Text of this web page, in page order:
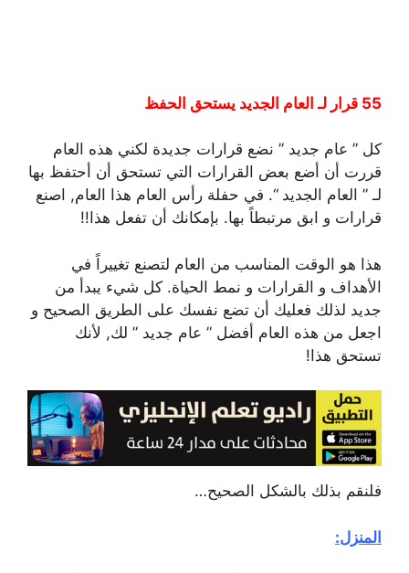
55 قرار لـ العام الجديد يستحق الحفظ
كل ” عام جديد ” نضع قرارات جديدة لكني هذه العام
قررت أن أضع بعض القرارات التي تستحق أن أحتفظ بها
لـ ” العام الجديد “. في حفلة رأس العام هذا العام, اصنع
قرارات و ابق مرتبطاً بها. بإمكانك أن تفعل هذا!!
هذا هو الوقت المناسب من العام لتصنع تغييراً في
الأهداف و القرارات و نمط الحياة. كل شيء يبدأ من
جديد لذلك فعليك أن تضع نفسك على الطريق الصحيح و
اجعل من هذه العام أفضل ” عام جديد ” لك, لأنك
تستحق هذا!
فلنقم بذلك بالشكل الصحيح…
المنزل: